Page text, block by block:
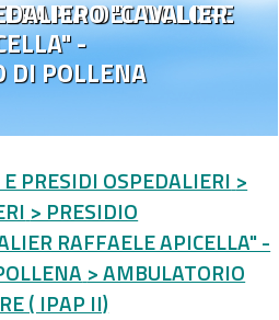
DEL DOLORE
"CAVALIER
-
DI POLLENA
PRESIDI OSPEDALIERI >
> PRESIDIO
RAFFAELE APICELLA" -
> AMBULATORIO
( IPAP II)